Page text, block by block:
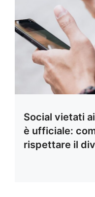
Social vietati
è ufficiale:
rispettare il